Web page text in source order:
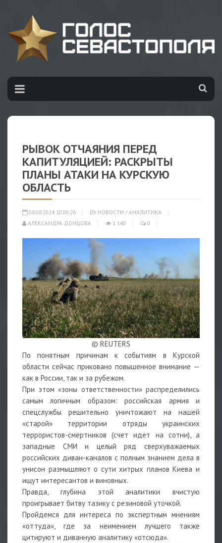
РЫВОК ОТЧАЯНИЯ ПЕРЕД
КАПИТУЛЯЦИЕЙ: РАСКРЫТЫ
ПЛАНЫ АТАКИ НА КУРСКУЮ
ОБЛАСТЬ
08.08.2024 10:00:26 НОВОСТИ / АНАЛИТИКА
АЛЕКСАНДРА ДОНЦОВА
1 140 0
© REUTERS
По понятным причинам к событиям в Курской
области сейчас приковано повышенное внимание —
как в России, так и за рубежом.
При этом «зоны ответственности» распределились
самым логичным образом: российская армия и
спецслужбы решительно уничтожают на нашей
«старой» территории отряды украинских
террористов-смертников (счет идет на сотни), а
западные СМИ и целый ряд сверхуважаемых
российских диван-каналов с полным знанием дела в
унисон размышляют о сути хитрых планов Киева и
ищут интересантов и виновных.
Правда, глубина этой аналитики вчистую
проигрывает битву тазику с резиновой уточкой.
Пройдемся для интереса по экспертным мнениям
«оттуда», где за неимением лучшего также
цитируют и диванную аналитику «отсюда».